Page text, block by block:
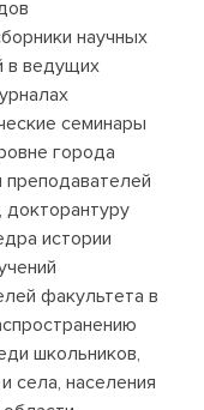
научных
в ведущих
семинары
города
докторантуру
истории
факультета в
школьников,
села, населения